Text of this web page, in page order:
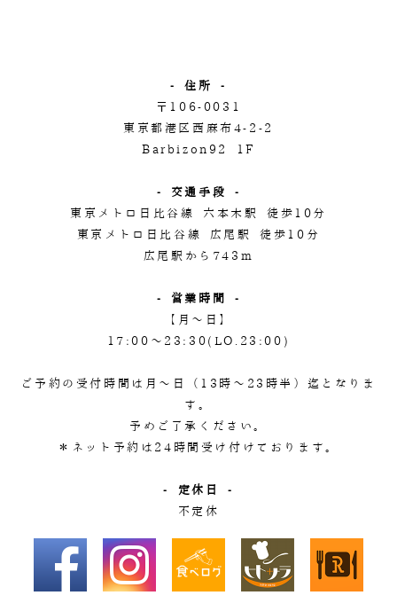
- 住所 -
〒106-0031
東京都港区西麻布4-2-2
Barbizon92 1F
- 交通手段 -
東京メトロ日比谷線 六本木駅 徒歩10分
東京メトロ日比谷線 広尾駅 徒歩10分
広尾駅から743m
- 営業時間 -
【月～日】
17:00～23:30(LO.23:00)
ご予約の受付時間は月～日（13時～23時半）迄となりま
す。
予めご了承ください。
＊ネット予約は24時間受け付けております。
- 定休日 -
不定休